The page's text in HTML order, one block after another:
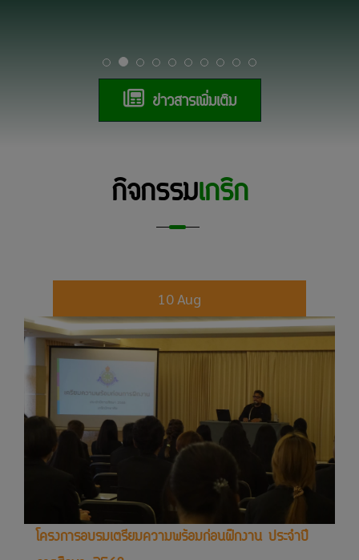
ข่าวสารเพิ่มเติม
กิจกรรม เกริก
โครงการอบรมเตรียมความพร้อมก่อนฝึกงาน ประจำปี
การศึกษา 2568